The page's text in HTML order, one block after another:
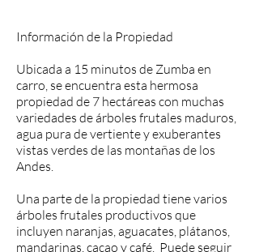
Información de la Propiedad
Ubicada a 15 minutos de Zumba en
carro, se encuentra esta hermosa
propiedad de 7 hectáreas con muchas
variedades de árboles frutales maduros,
agua pura de vertiente y exuberantes
vistas verdes de las montañas de los
Andes.
Una parte de la propiedad tiene varios
árboles frutales productivos que
incluyen naranjas, aguacates, plátanos,
mandarinas, cacao y café. Puede seguir